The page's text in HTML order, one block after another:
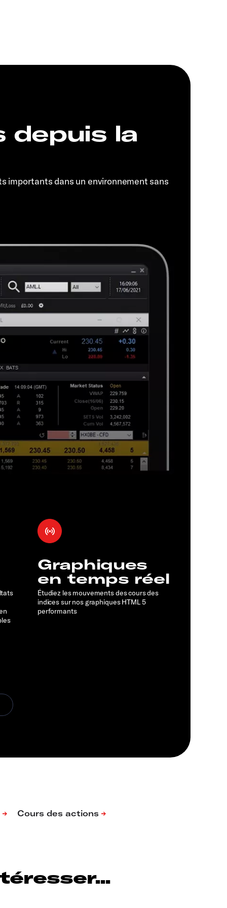
depuis la
importants dans un environnement sans
Graphiques
en temps réel
Étudiez les mouvements des cours des
indices sur nos graphiques HTML 5
performants